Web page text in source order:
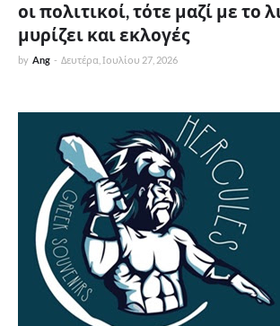
οι πολιτικοί, τότε μαζί με το
μυρίζει και εκλογές
by Ang - Δευτέρα, Ιουλίου 27, 2026